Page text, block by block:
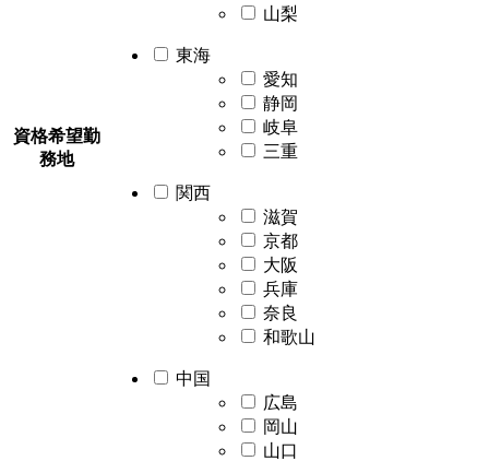
資格希望勤
務地
山梨
東海
愛知
静岡
岐阜
三重
関西
滋賀
京都
大阪
兵庫
奈良
和歌山
中国
広島
岡山
山口